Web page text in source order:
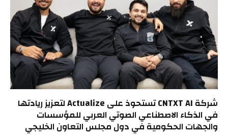
شركة CNTXT AI تستحوذ على Actualize لتعزيز ريادتها
في الذكاء الاصطناعي الصوتي العربي للمؤسسات
والجهات الحكومية في دول مجلس التعاون الخليجي